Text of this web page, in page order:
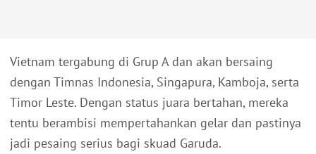
Vietnam tergabung di Grup A dan akan bersaing
dengan Timnas Indonesia, Singapura, Kamboja, serta
Timor Leste. Dengan status juara bertahan, mereka
tentu berambisi mempertahankan gelar dan pastinya
jadi pesaing serius bagi skuad Garuda.